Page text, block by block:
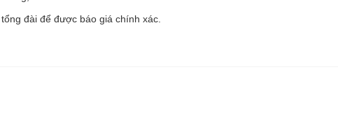
đài để được báo giá chính xác.